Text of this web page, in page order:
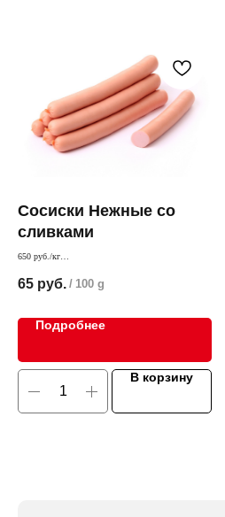
Сосиски Нежные со
сливками
650 руб./кг
нравится ребятишкам.
65 руб. / 100 g
Подробнее
В корзину